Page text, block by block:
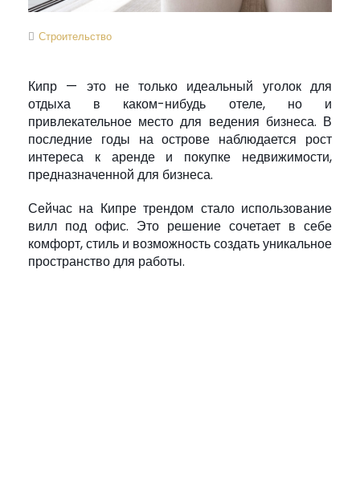
Строительство
Кипр — это не только идеальный уголок для
отдыха в каком-нибудь отеле, но и
привлекательное место для ведения бизнеса. В
последние годы на острове наблюдается рост
интереса к аренде и покупке недвижимости,
предназначенной для бизнеса.
Сейчас на Кипре трендом стало использование
вилл под офис. Это решение сочетает в себе
комфорт, стиль и возможность создать уникальное
пространство для работы.